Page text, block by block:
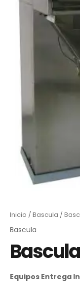
Inicio / Bascula /
Bascula
Equipos Entrega